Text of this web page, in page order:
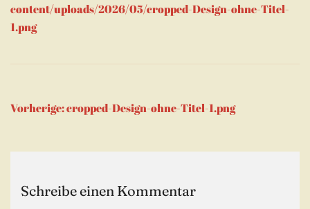
content/uploads/2026/05/cropped-Design-ohne-Titel-
1.png
Beitragsnavigation
Vorherige:cropped-Design-ohne-Titel-1.png
Schreibe einen Kommentar